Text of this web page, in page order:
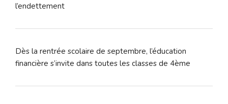
l’endettement
Dès la rentrée scolaire de septembre, l’éducation
financière s’invite dans toutes les classes de 4ème